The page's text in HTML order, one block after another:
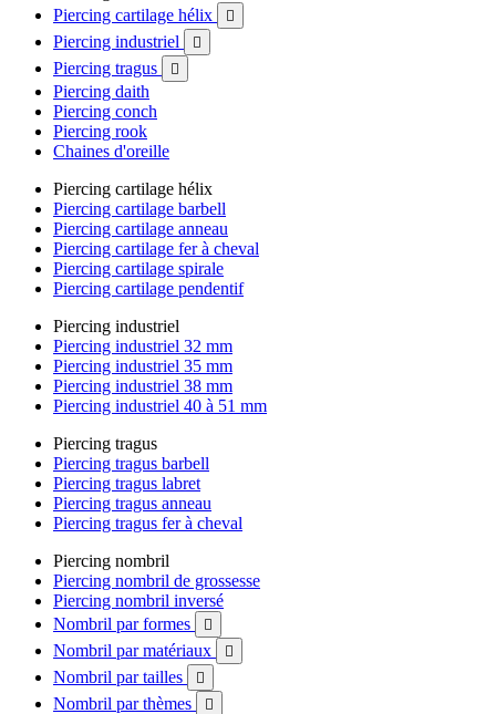
Piercing cartilage hélix

Piercing industriel 
Piercing tragus 
Piercing daith
Piercing conch
Piercing rook
Chaines d'oreille
Piercing cartilage hélix
Piercing cartilage barbell
Piercing cartilage anneau
Piercing cartilage fer à cheval
Piercing cartilage spirale
Piercing cartilage pendentif
Piercing industriel
Piercing industriel 32 mm
Piercing industriel 35 mm
Piercing industriel 38 mm
Piercing industriel 40 à 51 mm
Piercing tragus
Piercing tragus barbell
Piercing tragus labret
Piercing tragus anneau
Piercing tragus fer à cheval
Piercing nombril
Piercing nombril de grossesse
Piercing nombril inversé
Nombril par formes

Nombril par matériaux 
Nombril par tailles 
Nombril par thèmes 